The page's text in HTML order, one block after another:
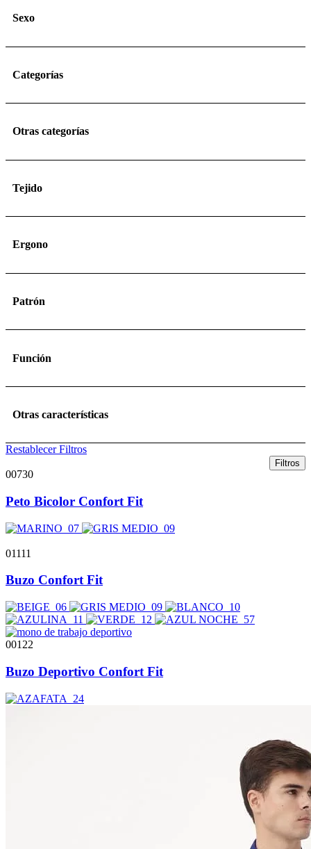
Sexo
Categorías
Otras categorías
Tejido
Ergono
Patrón
Función
Otras características
Restablecer Filtros
Filtros
00730
Peto Bicolor Confort Fit
01111
Buzo Confort Fit
00122
Buzo Deportivo Confort Fit